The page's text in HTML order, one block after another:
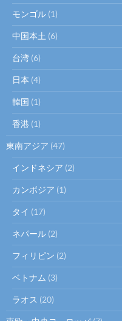
モンゴル (1)
中国本土 (6)
台湾 (6)
日本 (4)
韓国 (1)
香港 (1)
東南アジア (47)
インドネシア (2)
カンボジア (1)
タイ (17)
ネパール (2)
フィリピン (2)
ベトナム (3)
ラオス (20)